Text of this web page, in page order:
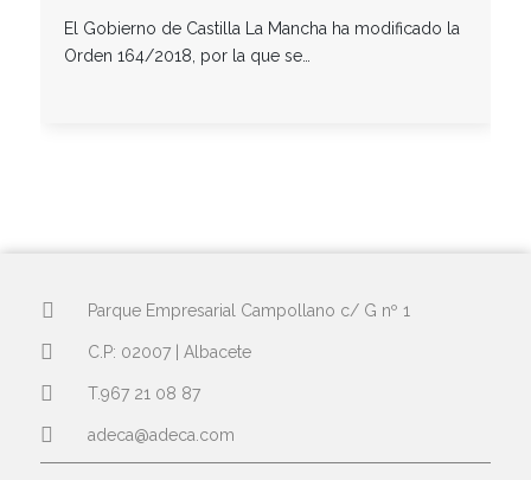
El Gobierno de Castilla La Mancha ha modificado la
Orden 164/2018, por la que se…
Parque Empresarial Campollano c/ G nº 1
C.P: 02007 | Albacete
T.967 21 08 87
adeca@adeca.com